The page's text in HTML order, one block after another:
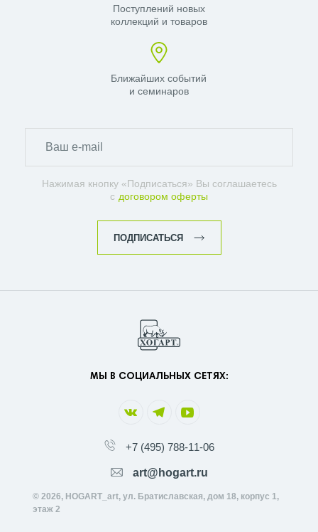
Поступлений новых
коллекций и товаров
Ближайших событий
и семинаров
Нажимая кнопку «Подписаться» Вы соглашаетесь
с договором оферты
ПОДПИСАТЬСЯ
МЫ В СОЦИАЛЬНЫХ СЕТЯХ:
+7 (495) 788-11-06
art@hogart.ru
© 2026, HOGART_art, ул. Братиславская, дом 18, корпус 1,
этаж 2